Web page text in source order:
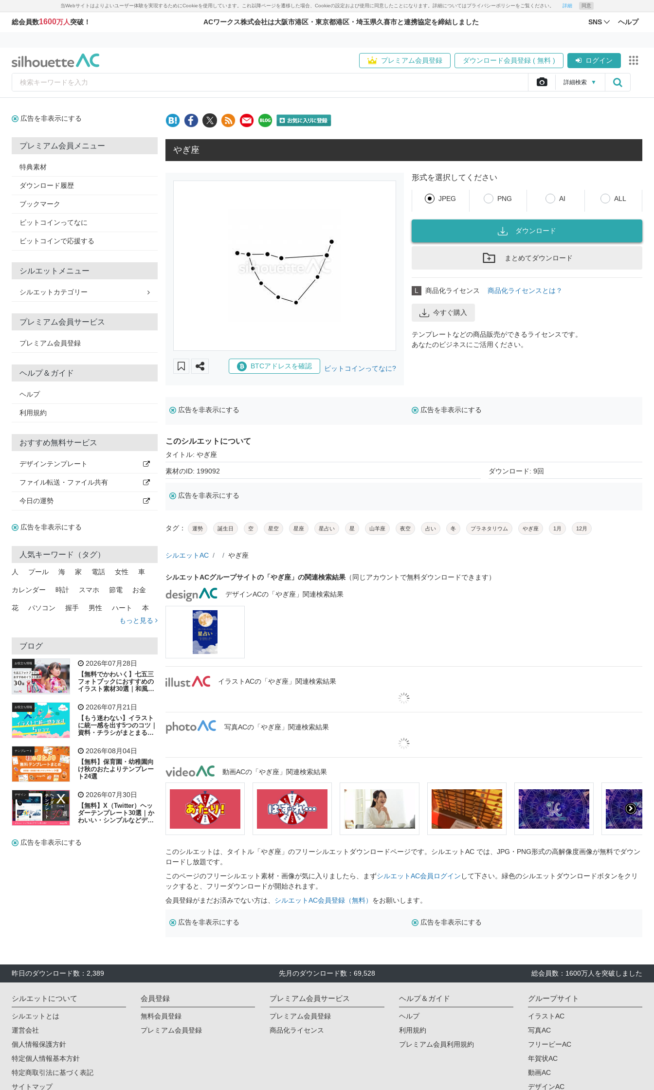
当Webサイトはよりよいユーザー体験を実現するためにCookieを使用しています。これ以降ページを遷移した場合、Cookieの設定および使用に同意したことになります。詳細についてはプライバシーポリシーをご覧ください。 詳細 同意
総会員数1600万人突破！ ACワークス株式会社は大阪市港区・東京都港区・埼玉県久喜市と連携協定を締結しました SNS ヘルプ
プレミアム会員登録 ダウンロード会員登録 ( 無料 ) ログイン
詳細検索 ▼
広告を非表示にする
プレミアム会員メニュー
特典素材
ダウンロード履歴
ブックマーク
ビットコインってなに
ビットコインで応援する
シルエットメニュー
シルエットカテゴリー
プレミアム会員サービス
プレミアム会員登録
ヘルプ＆ガイド
ヘルプ
利用規約
おすすめ無料サービス
デザインテンプレート
ファイル転送・ファイル共有
今日の運勢
広告を非表示にする
人気キーワード（タグ）
人 プール 海 家 電話 女性 車
カレンダー 時計 スマホ 節電 お金
花 パソコン 握手 男性 ハート 本
トラック 木
吹き出し
飛行機 グラフ ビル 魚 家族 書類
歩く 工場 会社 太陽 キラキラ
子供 作業員 相談 ピクトグラム
もっと見る
ブログ
お役立ち情報 2026年07月28日
【無料でかわいく】七五三
フォトブックにおすすめの
イラスト素材30選｜和風の
お役立ち情報 2026年07月21日
【もう迷わない】イラスト
に統一感を出す5つのコツ｜
資料・チラシがまとまるフ
テンプレート 2026年08月04日
【無料】保育園・幼稚園向
け秋のおたよりテンプレー
ト24選
デザイン 2026年07月30日
【無料】X（Twitter）ヘッ
ダーテンプレート30選｜か
わいい・シンプルなどデザ
広告を非表示にする
やぎ座
BTCアドレスを確認 ビットコインってなに?
形式を選択してください
JPEG PNG AI ALL
ダウンロード
まとめてダウンロード
L 商品化ライセンス 商品化ライセンスとは？
今すぐ購入
テンプレートなどの商品販売ができるライセンスです。
あなたのビジネスにご活用ください。
広告を非表示にする 広告を非表示にする
このシルエットについて
タイトル: やぎ座
素材のID: 199092 ダウンロード: 9回
広告を非表示にする
タグ： 運勢 誕生日 空 星空 星座 星占い 星 山羊座 夜空 占い 冬 プラネタリウム やぎ座 1月 12月
シルエットAC やぎ座
シルエットACグループサイトの「やぎ座」の関連検索結果 （同じアカウントで無料ダウンロードできます）
デザインACの「やぎ座」関連検索結果
イラストACの「やぎ座」関連検索結果
写真ACの「やぎ座」関連検索結果
動画ACの「やぎ座」関連検索結果
このシルエットは、タイトル「やぎ座」のフリーシルエットダウンロードページです。シルエットAC では、JPG・PNG形式の高解像度画像が無料でダウン
ロードし放題です。
このページのフリーシルエット素材・画像が気に入りましたら、まずシルエットAC会員ログイン して下さい。緑色のシルエットダウンロードボタンをクリ
ックすると、フリーダウンロードが開始されます。
会員登録がまだお済みでない方は、 シルエットAC会員登録（無料） をお願いします。
広告を非表示にする 広告を非表示にする
昨日のダウンロード数：2,389 先月のダウンロード数：69,528 総会員数：1600万人を突破しました
シルエットについて
シルエットとは
運営会社
個人情報保護方針
特定個人情報基本方針
特定商取引法に基づく表記
サイトマップ
会員登録
無料会員登録
プレミアム会員登録
プレミアム会員サービス
プレミアム会員登録
商品化ライセンス
ヘルプ＆ガイド
ヘルプ
利用規約
プレミアム会員利用規約
グループサイト
イラストAC
写真AC
フリービーAC
年賀状AC
動画AC
デザインAC